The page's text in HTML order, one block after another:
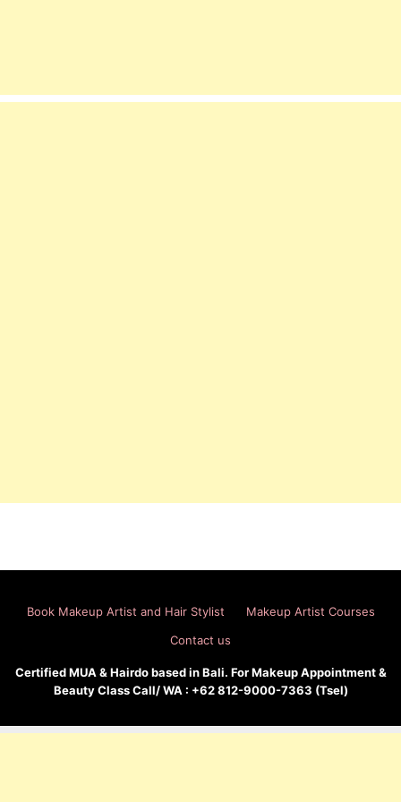
Book Makeup Artist and Hair Stylist
Makeup Artist Courses
Contact us
Certified MUA & Hairdo based in Bali. For Makeup Appointment &
Beauty Class Call/ WA : +62 812-9000-7363 (Tsel)